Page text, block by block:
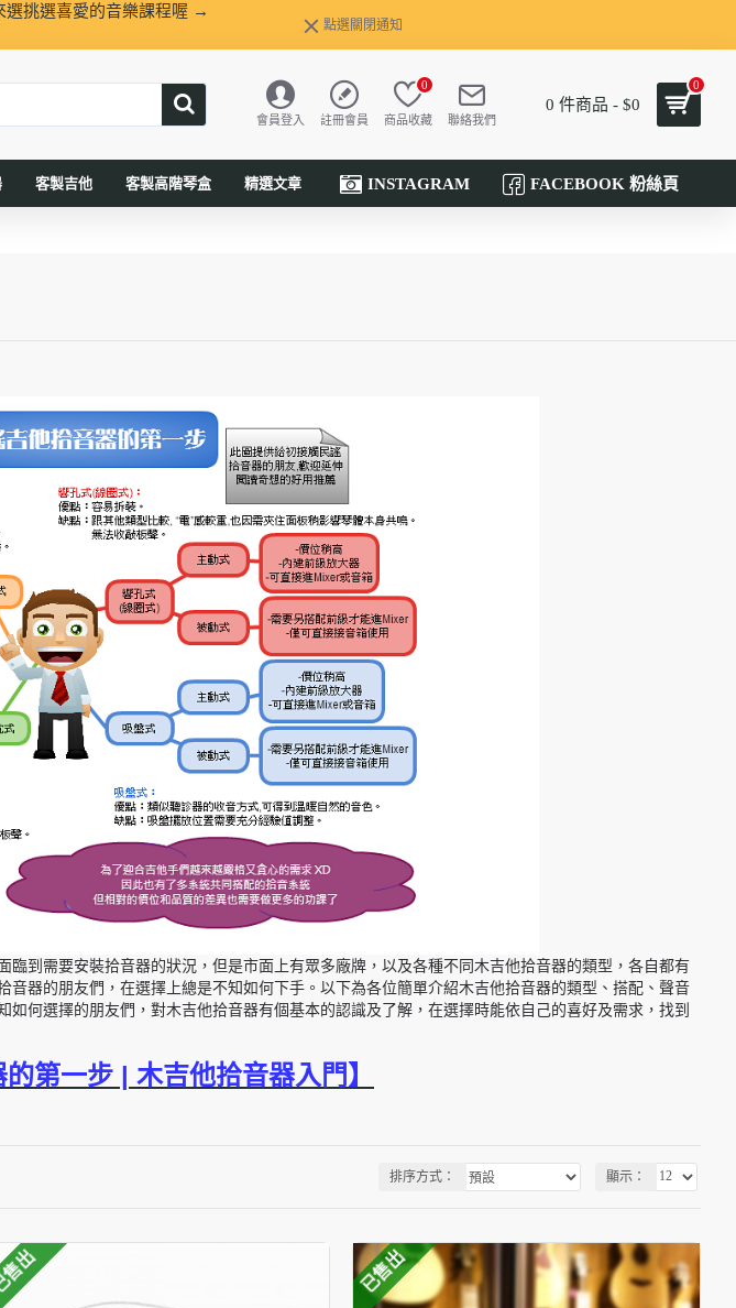
選挑選喜愛的音樂課程喔 →
點選關閉通知
會員登入 註冊會員 商品收藏
0
聯絡我們
0 件商品 - $0
0
客製吉他 客製高階琴盒 精選文章 INSTAGRAM FACEBOOK 粉絲頁
到需要安裝拾音器的狀況，但是市面上有眾多廠牌，以及各種不同木吉他拾音器的類型，各自都有
器的朋友們，在選擇上總是不知如何下手。以下為各位簡單介紹木吉他拾音器的類型、搭配、聲音
何選擇的朋友們，對木吉他拾音器有個基本的認識及了解，在選擇時能依自己的喜好及需求，找到
的第一步 | 木吉他拾音器入門 】
排序方式： 顯示：
出 已售出